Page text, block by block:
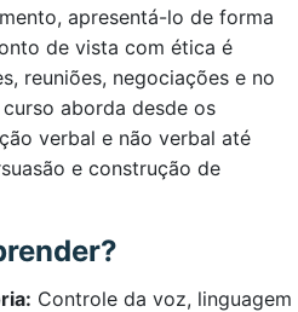
apresentá-lo de forma
de vista com ética é
reuniões, negociações e no
aborda desde os
verbal e não verbal até
e construção de
Controle da voz, linguagem